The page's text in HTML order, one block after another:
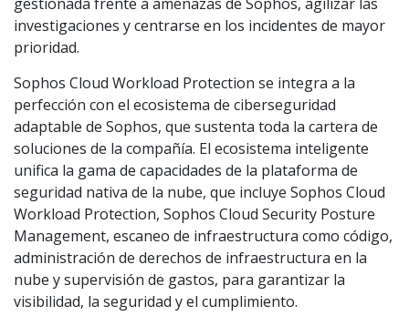
investigaciones y centrarse en los incidentes de mayor
prioridad.
Sophos Cloud Workload Protection se integra a la
perfección con el ecosistema de ciberseguridad
adaptable de Sophos, que sustenta toda la cartera de
soluciones de la compañía. El ecosistema inteligente
unifica la gama de capacidades de la plataforma de
seguridad nativa de la nube, que incluye Sophos Cloud
Workload Protection, Sophos Cloud Security Posture
Management, escaneo de infraestructura como código,
administración de derechos de infraestructura en la
nube y supervisión de gastos, para garantizar la
visibilidad, la seguridad y el cumplimiento.